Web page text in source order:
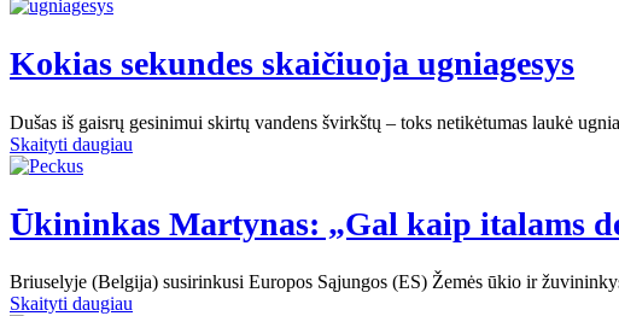
Kokias sekundes skaičiuoja ugniagesys
Dušas iš gaisrų gesinimui skirtų vandens švirkštų – toks netikėtumas laukė
Skaityti daugiau
Ūkininkas Martynas: „Gal kaip italams
Briuselyje (Belgija) susirinkusi Europos Sąjungos (ES) Žemės ūkio ir
Skaityti daugiau